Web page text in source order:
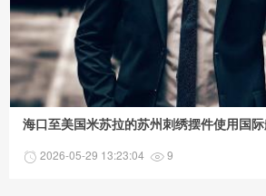
海口至美国米苏拉的苏州刺绣摆件使用国
2026-05-29 13:23:04 9